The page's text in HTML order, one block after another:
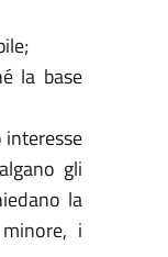
la base
gli
la
i